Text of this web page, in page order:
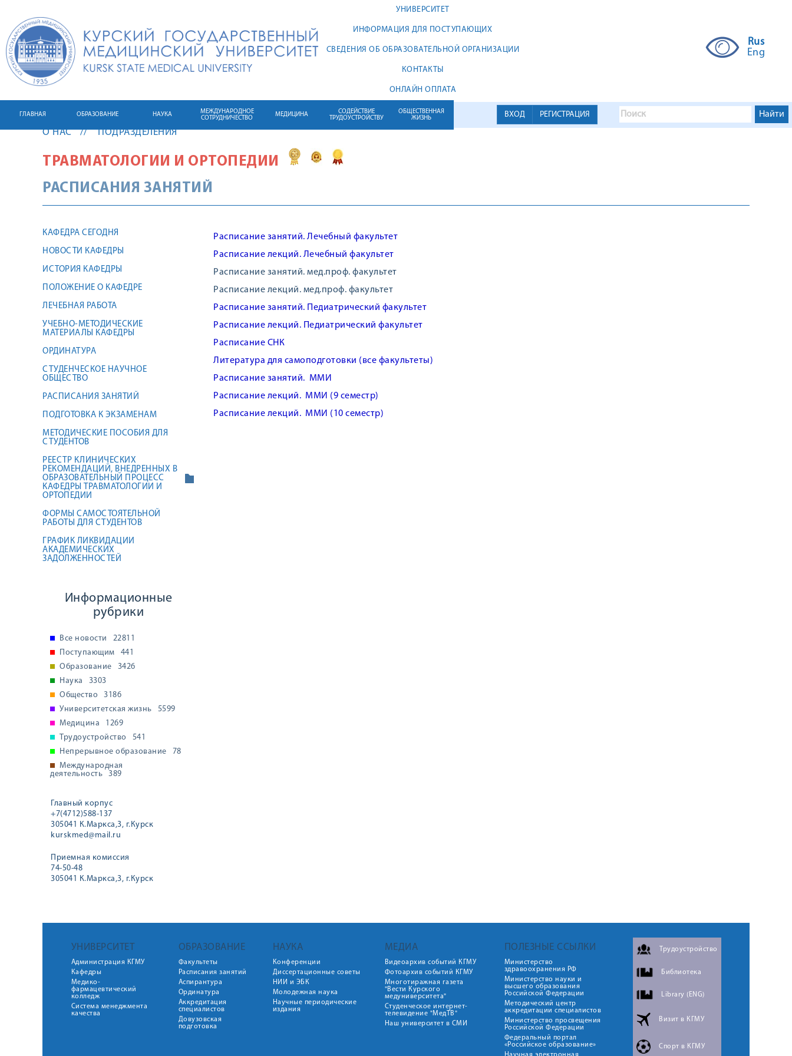
УНИВЕРСИТЕТ
ИНФОРМАЦИЯ ДЛЯ ПОСТУПАЮЩИХ
СВЕДЕНИЯ ОБ ОБРАЗОВАТЕЛЬНОЙ ОРГАНИЗАЦИИ
КОНТАКТЫ
ОНЛАЙН ОПЛАТА
Rus
Eng
ВХОД РЕГИСТРАЦИЯ
ГЛАВНАЯ ОБРАЗОВАНИЕ НАУКА
МЕЖДУНАРОДНОЕ
СОТРУДНИЧЕСТВО
МЕДИЦИНА
СОДЕЙСТВИЕ
ТРУДОУСТРОЙСТВУ
ОБЩЕСТВЕННАЯ
ЖИЗНЬ
О НАС ПОДРАЗДЕЛЕНИЯ
ТРАВМАТОЛОГИИ И ОРТОПЕДИИ
РАСПИСАНИЯ ЗАНЯТИЙ
КАФЕДРА СЕГОДНЯ
НОВОСТИ КАФЕДРЫ
ИСТОРИЯ КАФЕДРЫ
ПОЛОЖЕНИЕ О КАФЕДРЕ
ЛЕЧЕБНАЯ РАБОТА
УЧЕБНО-МЕТОДИЧЕСКИЕ
МАТЕРИАЛЫ КАФЕДРЫ
ОРДИНАТУРА
СТУДЕНЧЕСКОЕ НАУЧНОЕ
ОБЩЕСТВО
РАСПИСАНИЯ ЗАНЯТИЙ
ПОДГОТОВКА К ЭКЗАМЕНАМ
МЕТОДИЧЕСКИЕ ПОСОБИЯ ДЛЯ
СТУДЕНТОВ
РЕЕСТР КЛИНИЧЕСКИХ
РЕКОМЕНДАЦИЙ, ВНЕДРЕННЫХ В
ОБРАЗОВАТЕЛЬНЫЙ ПРОЦЕСС
КАФЕДРЫ ТРАВМАТОЛОГИИ И
ОРТОПЕДИИ
ФОРМЫ САМОСТОЯТЕЛЬНОЙ
РАБОТЫ ДЛЯ СТУДЕНТОВ
ГРАФИК ЛИКВИДАЦИИ
АКАДЕМИЧЕСКИХ
ЗАДОЛЖЕННОСТЕЙ
Информационные
рубрики
Все новости
22811
Поступающим
441
Образование
3426
Наука
3303
Общество
3186
Университетская жизнь
5599
Медицина
1269
Трудоустройство
541
Непрерывное образование
78
Международная
деятельность
389
Главный корпус
+7(4712)588-137
305041 К.Маркса,3, г.Курск
kurskmed@mail.ru
Приемная комиссия
74-50-48
305041 К.Маркса,3, г.Курск
Расписание занятий. Лечебный факультет
Расписание лекций. Лечебный факультет
Расписание занятий. мед.проф. факультет
Расписание лекций. мед.проф. факультет
Расписание занятий. Педиатрический факультет
Расписание лекций. Педиатрический факультет
Расписание СНК
Литература для самоподготовки (все факультеты)
Расписание занятий. ММИ
Расписание лекций. ММИ (9 семестр)
Расписание лекций. ММИ (10 семестр)
УНИВЕРСИТЕТ
Администрация КГМУ
Кафедры
Медико-
фармацевтический
колледж
Система менеджмента
качества
ОБРАЗОВАНИЕ
Факультеты
Расписания занятий
Аспирантура
Ординатура
Аккредитация
специалистов
Довузовская
подготовка
НАУКА
Конференции
Диссертационные советы
НИИ и ЭБК
Молодежная наука
Научные периодические
издания
МЕДИА
Видеоархив событий КГМУ
Фотоархив событий КГМУ
Многотиражная газета
"Вести Курского
медуниверситета"
Студенческое интернет-
телевидение "МедТВ"
Наш университет в СМИ
ПОЛЕЗНЫЕ ССЫЛКИ
Министерство
здравоохранения РФ
Министерство науки и
высшего образования
Российской Федерации
Методический центр
аккредитации специалистов
Министерство просвещения
Российской Федерации
Федеральный портал
«Российское образование»
Трудоустройство
Библиотека
Library (ENG)
Визит в КГМУ
Спорт в КГМУ